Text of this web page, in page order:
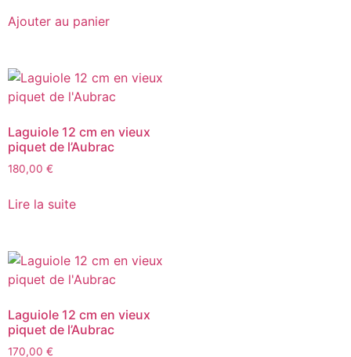
Ajouter au panier
Laguiole 12 cm en vieux
piquet de l’Aubrac
180,00 €
Lire la suite
Laguiole 12 cm en vieux
piquet de l’Aubrac
170,00 €